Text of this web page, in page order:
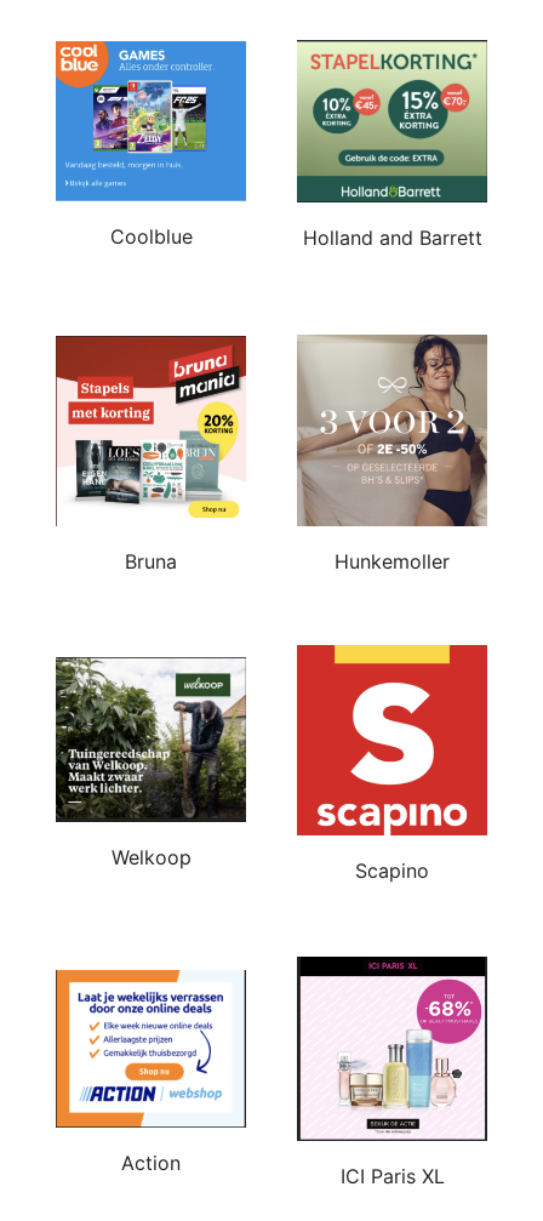
Coolblue Holland and Barrett
Bruna Hunkemoller
Welkoop
Scapino
Action
ICI Paris XL